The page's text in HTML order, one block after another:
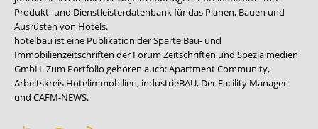
Produkt- und Dienstleisterdatenbank für das Planen, Bauen und
Ausrüsten von Hotels.
hotelbau ist eine Publikation der Sparte Bau- und
Immobilienzeitschriften der Forum Zeitschriften und Spezialmedien
GmbH. Zum Portfolio gehören auch:Apartment Community,
Arbeitskreis Hotelimmobilien, industrieBAU, Der Facility Manager
und CAFM-NEWS.